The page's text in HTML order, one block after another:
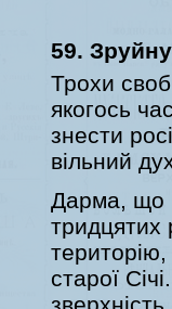
59.
Трохи
якогось
знести
вільний
Дарма, що
тридцятих
старої